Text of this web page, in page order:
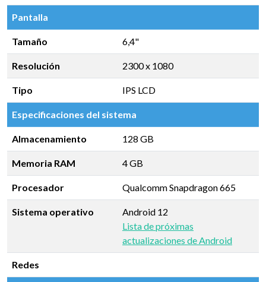
Pantalla
Tamaño 6,4"
Resolución 2300 x 1080
Tipo IPS LCD
Especificaciones del sistema
Almacenamiento 128 GB
Memoria RAM 4 GB
Procesador Qualcomm Snapdragon 665
Sistema operativo
Android 12
Lista de próximas
actualizaciones de Android
Redes